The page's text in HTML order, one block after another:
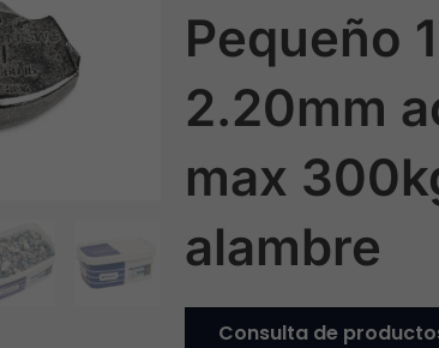
Pequeño
2.20mm
max
alambre
Consulta de